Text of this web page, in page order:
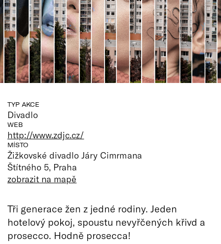
TYP AKCE
Divadlo
WEB
http://www.zdjc.cz/
MÍSTO
Žižkovské divadlo Járy Cimrmana
Štítného 5, Praha
zobrazit na mapě
Tři generace žen z jedné rodiny. Jeden
hotelový pokoj, spoustu nevyřčených křivd a
prosecco. Hodně prosecca!